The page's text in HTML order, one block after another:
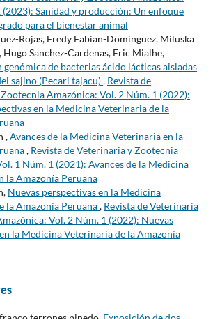
(2023): Sanidad y producción: Un enfoque
para el bienestar animal
Rojas, Fredy Fabian-Dominguez, Miluska
Hugo Sanchez-Cardenas, Eric Mialhe,
de bacterias ácido lácticas aisladas
sajino (Pecari tajacu), Revista de
Amazónica: Vol. 2 Núm. 1 (2022):
en la Medicina Veterinaria de la
,Avances de la Medicina Veterinaria en la
, Revista de Veterinaria y Zootecnia
1 Núm. 1 (2021): Avances de la Medicina
la Amazonía Peruana
Nuevas perspectivas en la Medicina
la Amazonía Peruana, Revista de Veterinaria
Vol. 2 Núm. 1 (2022): Nuevas
la Medicina Veterinaria de la Amazonía